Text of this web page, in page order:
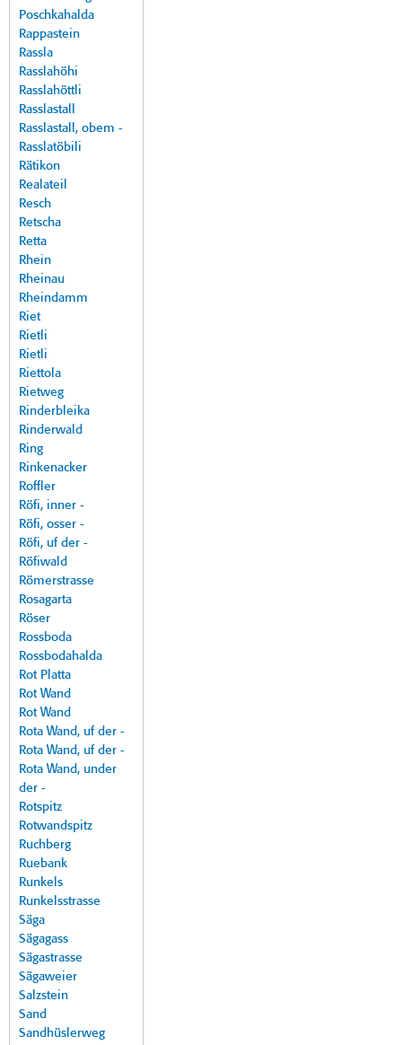
Poschkahalda
Rappastein
Rassla
Rasslahöhi
Rasslahöttli
Rasslastall
Rasslastall, obem -
Rasslatöbili
Rätikon
Realateil
Resch
Retscha
Retta
Rhein
Rheinau
Rheindamm
Riet
Rietli
Rietli
Riettola
Rietweg
Rinderbleika
Rinderwald
Ring
Rinkenacker
Roffler
Röfi, inner -
Röfi, osser -
Röfi, uf der -
Röfiwald
Römerstrasse
Rosagarta
Röser
Rossboda
Rossbodahalda
Rot Platta
Rot Wand
Rot Wand
Rota Wand, uf der -
Rota Wand, uf der -
Rota Wand, under
der -
Rotspitz
Rotwandspitz
Ruchberg
Ruebank
Runkels
Runkelsstrasse
Säga
Sägagass
Sägastrasse
Sägaweier
Salzstein
Sand
Sandhüslerweg